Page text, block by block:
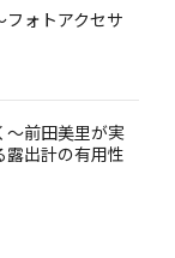
ォトアクセサ
～前田美里が実
出計の有用性